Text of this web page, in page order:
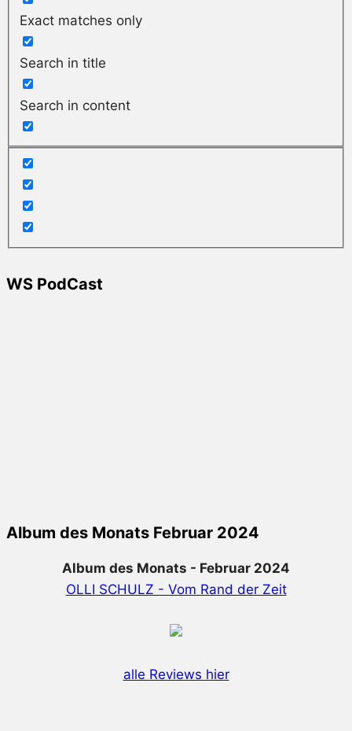
Exact matches only
Search in title
Search in content
WS PodCast
Album des Monats Februar 2024
Album des Monats - Februar 2024
OLLI SCHULZ - Vom Rand der Zeit
alle Reviews hier